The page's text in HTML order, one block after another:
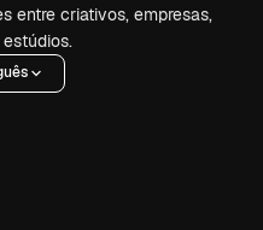
entre criativos, empresas,